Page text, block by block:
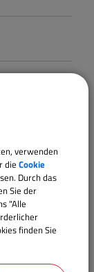
verwenden
die Cookie
Durch das
Sie der
"Alle
finden Sie